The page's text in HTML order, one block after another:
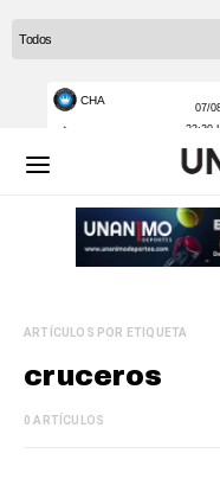
ARTÍCULOS POR ETIQUETA
cruceros
0 ARTÍCULOS